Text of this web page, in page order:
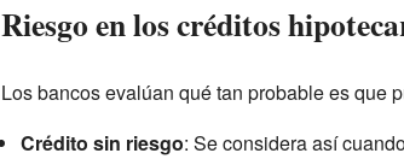
Riesgo en los créditos
Los bancos evalúan qué tan probable es que
Crédito sin riesgo: Se considera así